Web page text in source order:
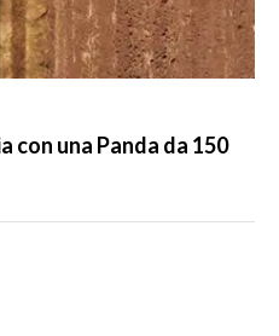
con una Panda da 150